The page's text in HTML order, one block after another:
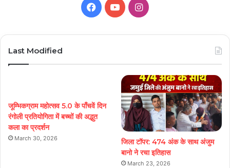
Facebook
YouTubeInstagram
Last Modified
जूम्भिकग्राम महोत्सव 5.0 के पाँचवें दिन
रंगोली प्रतियोगिता में बच्चों की अद्भुत
कला का प्रदर्शन
March 30, 2026
जिला टॉपर: 474 अंक के साथ अंजुम
बानो ने रचा इतिहास
March 23, 2026